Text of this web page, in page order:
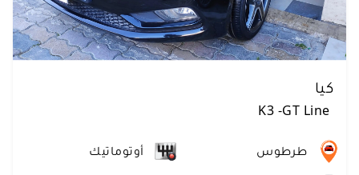
كيا
GT Line
-
K3
طرطوس
أوتوماتيك